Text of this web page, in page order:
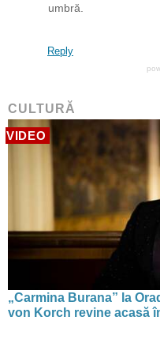
umbră.
Reply
CULTURĂ
VIDEO
„Carmina Burana” la
von Korch revine acasă